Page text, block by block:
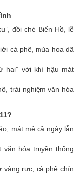
đồi chè Biển Hồ, lễ
cà phê, mùa hoa dã
hai” với khí hậu mát
trải nghiệm văn hóa
mát mẻ cả ngày lẫn
văn hóa truyền thống
vàng rực, cà phê chín